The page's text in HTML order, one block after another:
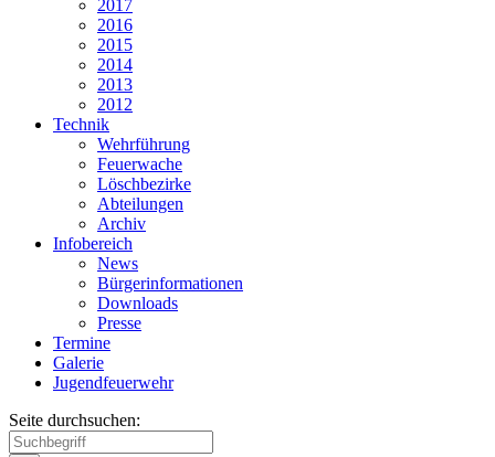
2017
2016
2015
2014
2013
2012
Technik
Wehrführung
Feuerwache
Löschbezirke
Abteilungen
Archiv
Infobereich
News
Bürgerinformationen
Downloads
Presse
Termine
Galerie
Jugendfeuerwehr
Seite durchsuchen: